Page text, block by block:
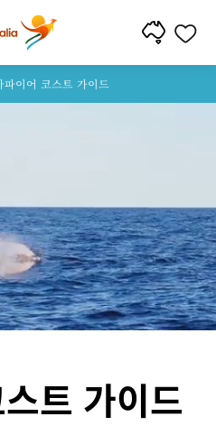
파이어 코스트 가이드
트 가이드